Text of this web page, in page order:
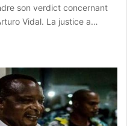
son verdict concernant
Vidal. La justice a…